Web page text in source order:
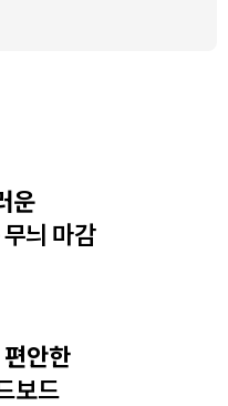
운
늬 마감
안한
보드